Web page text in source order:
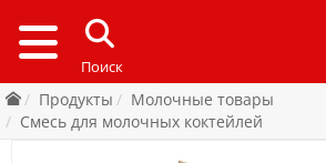
Продукты
Молочные товары
Смесь для молочных коктейлей